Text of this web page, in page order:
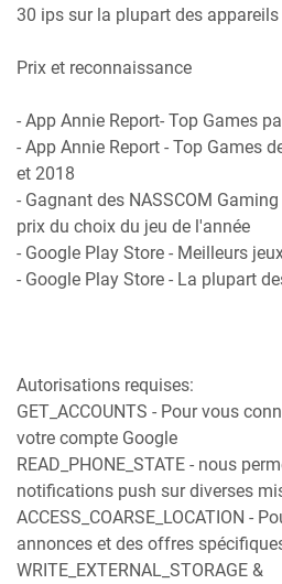
30 ips sur la plupart des
Prix ​​et reconnaissance
- App Annie Report- Top Games
- App Annie Report - Top Games
et 2018
- Gagnant des NASSCOM
prix du choix du jeu de l'année
- Google Play Store - Meilleurs
- Google Play Store - La plupart
Autorisations requises:
GET_ACCOUNTS - Pour vous
votre compte Google
READ_PHONE_STATE - nous
notifications push sur diverses
ACCESS_COARSE_LOCATION -
annonces et des offres
WRITE_EXTERNAL_STORAGE &